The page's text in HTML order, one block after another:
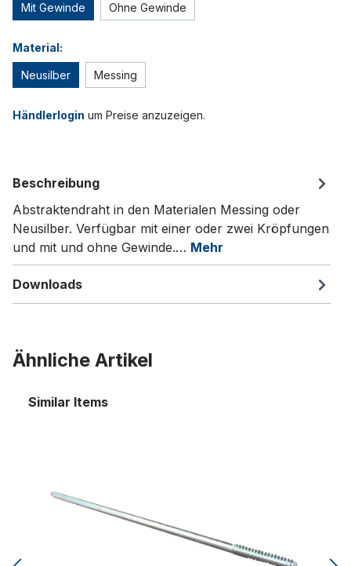
Mit Gewinde Ohne Gewinde
Material:
Neusilber Messing
Händlerlogin um Preise anzuzeigen.
Beschreibung
Abstraktendraht in den Materialen Messing oder
Neusilber. Verfügbar mit einer oder zwei Kröpfungen
und mit und ohne Gewinde.… Mehr
Downloads
Ähnliche Artikel
Similar Items